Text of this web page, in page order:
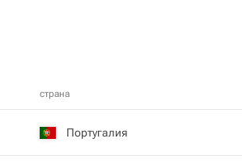
страна
Португалия